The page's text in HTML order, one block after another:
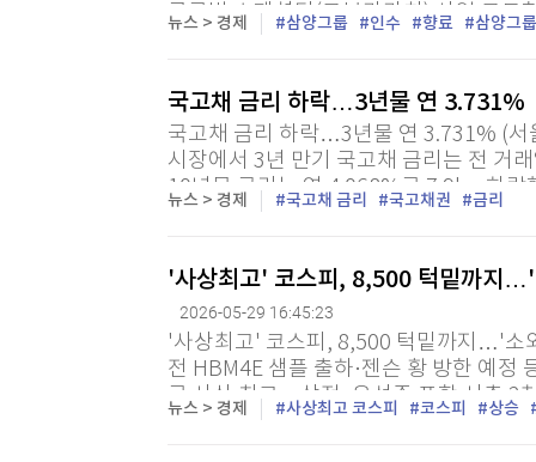
글로벌 스페셜티(고부가가치) 사업 고도
'소다 아로마틱'을 인수한다고 29일 밝혔
뉴스 > 경제 삼양그룹 인수 향료 삼양그룹
국고채 금리 하락…3년물 연 3.731%
국고채 금리 하락…3년물 연 3.731% (서
시장에서 3년 만기 국고채 금리는 전 거
10년물 금리는 연 4.068%로 7.9bp 하
3.924%,...
뉴스 > 경제 국고채 금리 국고채권 금리
'사상최고' 코스피, 8,500 턱밑까지
2026-05-29 16:45:23
'사상최고' 코스피, 8,500 턱밑까지…'소
전 HBM4E 샘플 출하·젠슨 황 방한 예
로 사상 최고…삼전, 우선주 포함 시총 2
= 코스피가 29일 또 사상 최고치를 기록
뉴스 > 경제 사상최고 코스피 코스피 상승